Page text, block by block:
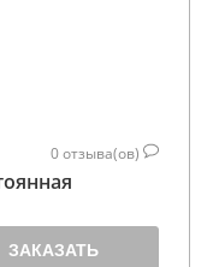
0отзыва(ов)
ЗАКАЗАТЬ